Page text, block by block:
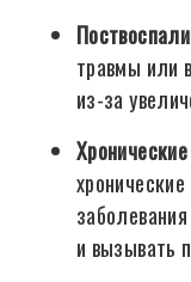
травмы или
из-за
и вызывать